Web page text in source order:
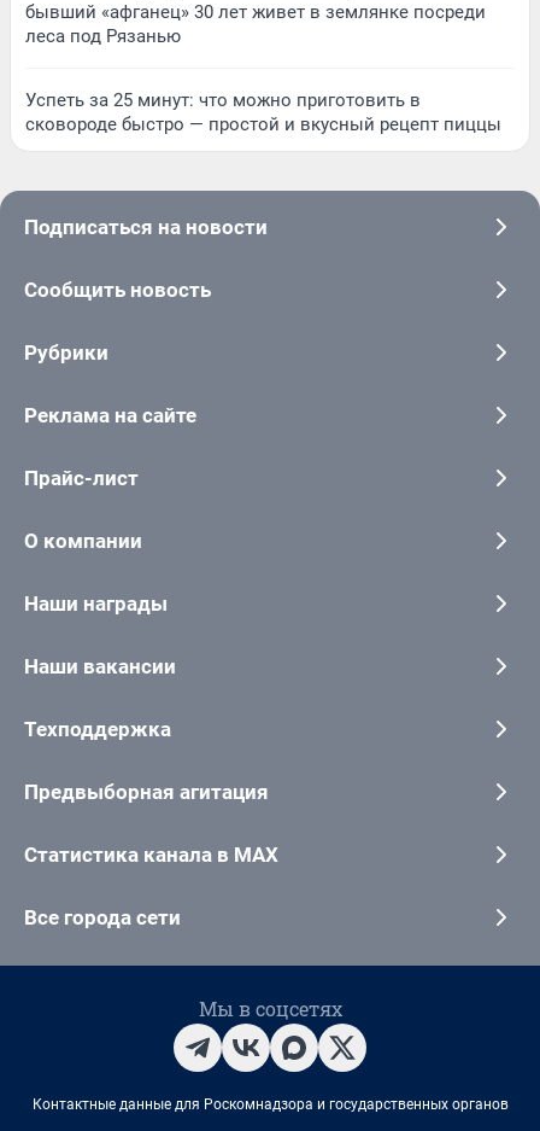
бывший «афганец» 30 лет живет в землянке посреди
леса под Рязанью
Успеть за 25 минут: что можно приготовить в
сковороде быстро — простой и вкусный рецепт пиццы
Подписаться на новости
Сообщить новость
Рубрики
Реклама на сайте
Прайс-лист
О компании
Наши награды
Наши вакансии
Техподдержка
Предвыборная агитация
Статистика канала в MAX
Все города сети
Мы в соцсетях
Контактные данные для Роскомнадзора и государственных органов